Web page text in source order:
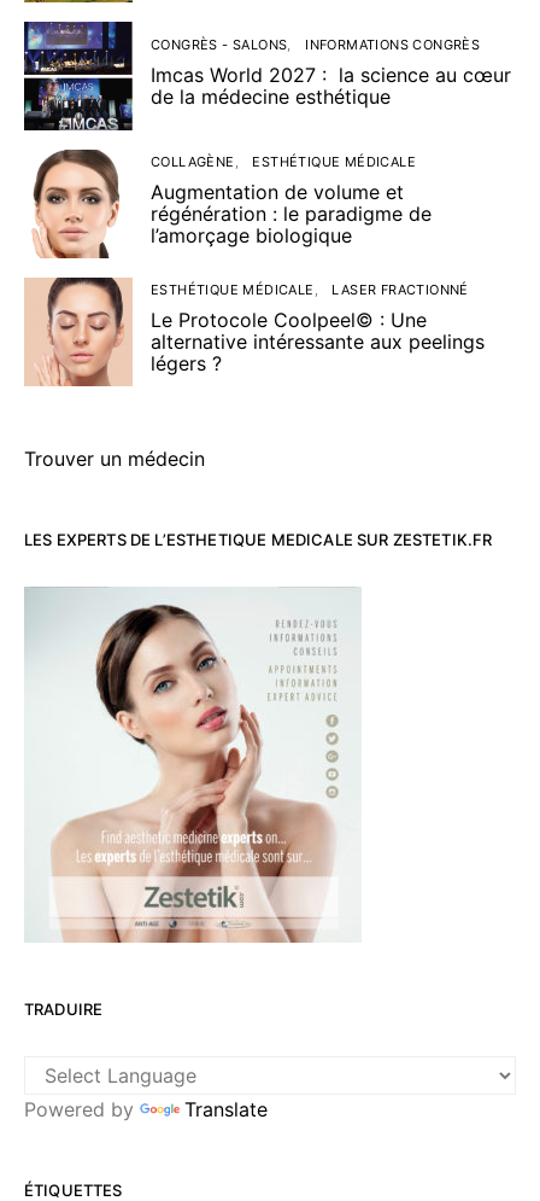
CONGRÈS - SALONS INFORMATIONS CONGRÈS
Imcas World 2027 : la science au cœur
de la médecine esthétique
COLLAGÈNE ESTHÉTIQUE MÉDICALE
Augmentation de volume et
régénération : le paradigme de
l’amorçage biologique
ESTHÉTIQUE MÉDICALE LASER FRACTIONNÉ
Le Protocole Coolpeel© : Une
alternative intéressante aux peelings
légers ?
Trouver un médecin
LES EXPERTS DE L’ESTHETIQUE MEDICALE SUR ZESTETIK.FR
TRADUIRE
Powered by Translate
ÉTIQUETTES